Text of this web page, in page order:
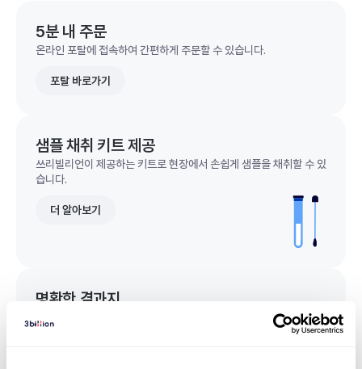
5분 내 주문
온라인 포탈에 접속하여 간편하게 주문할 수 있습니다.
포탈 바로가기
샘플 채취 키트 제공
쓰리빌리언이 제공하는 키트로 현장에서 손쉽게 샘플을 채취할 수 있
습니다.
더 알아보기
명확한 결과지